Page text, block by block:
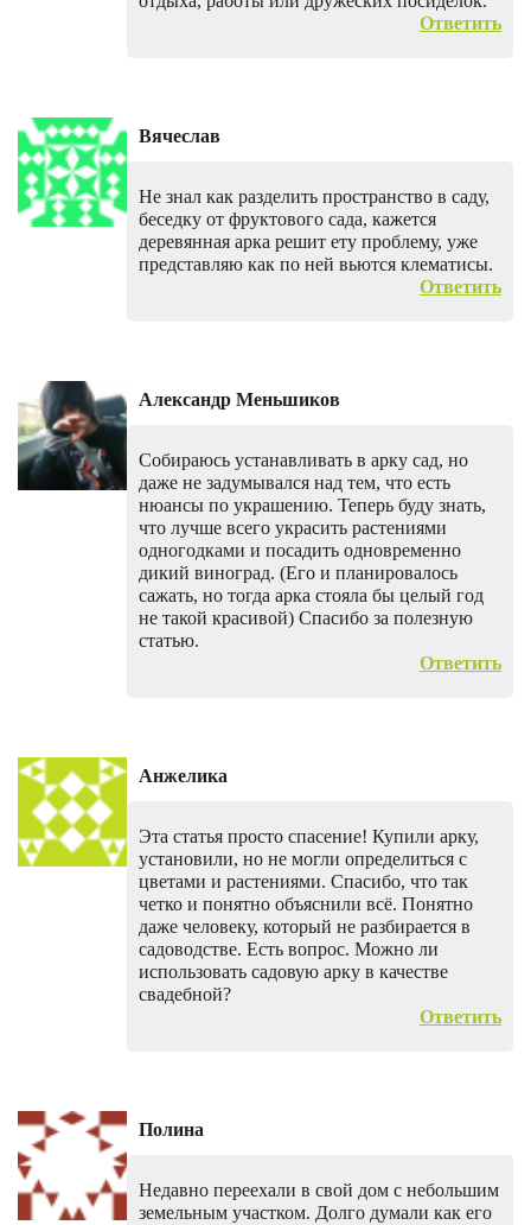
Ответить
Вячеслав
Не знал как разделить пространство в саду,
беседку от фруктового сада, кажется
деревянная арка решит ету проблему, уже
представляю как по ней вьются клематисы.
Ответить
Александр Меньшиков
Собираюсь устанавливать в арку сад, но
даже не задумывался над тем, что есть
нюансы по украшению. Теперь буду знать,
что лучше всего украсить растениями
одногодками и посадить одновременно
дикий виноград. (Его и планировалось
сажать, но тогда арка стояла бы целый год
не такой красивой) Спасибо за полезную
статью.
Ответить
Анжелика
Эта статья просто спасение! Купили арку,
установили, но не могли определиться с
цветами и растениями. Спасибо, что так
четко и понятно объяснили всё. Понятно
даже человеку, который не разбирается в
садоводстве. Есть вопрос. Можно ли
использовать садовую арку в качестве
свадебной?
Ответить
Полина
Недавно переехали в свой дом с небольшим
земельным участком. Долго думали как его